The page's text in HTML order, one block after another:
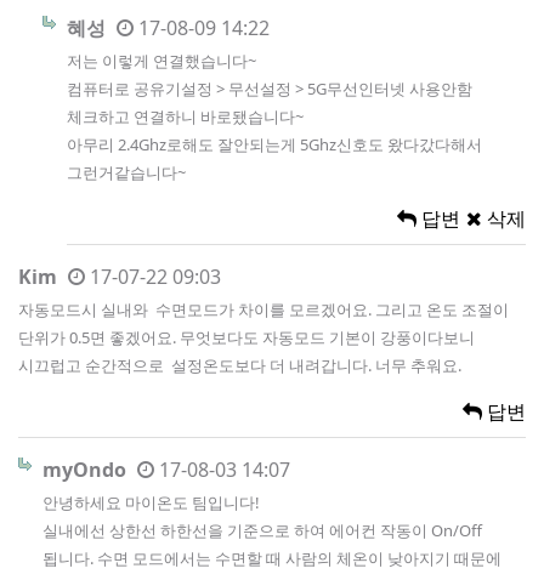
혜성 17-08-09 14:22
저는 이렇게 연결했습니다~
컴퓨터로 공유기설정 > 무선설정 > 5G무선인터넷 사용안함
체크하고 연결하니 바로됐습니다~
아무리 2.4Ghz로해도 잘안되는게 5Ghz신호도 왔다갔다해서
그런거같습니다~
답변 삭제
Kim 17-07-22 09:03
자동모드시 실내와 수면모드가 차이를 모르겠어요. 그리고 온도 조절이
단위가 0.5면 좋겠어요. 무엇보다도 자동모드 기본이 강풍이다보니
시끄럽고 순간적으로 설정온도보다 더 내려갑니다. 너무 추워요.
답변
myOndo 17-08-03 14:07
안녕하세요 마이온도 팀입니다!
실내에선 상한선 하한선을 기준으로 하여 에어컨 작동이 On/Off
됩니다. 수면 모드에서는 수면할 때 사람의 체온이 낮아지기 때문에